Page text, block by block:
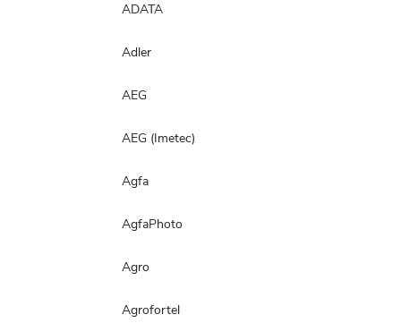
ADATA
Adler
AEG
AEG (Imetec)
Agfa
AgfaPhoto
Agro
Agrofortel